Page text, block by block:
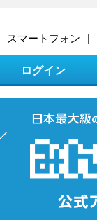
スマートフォン |
ログイン